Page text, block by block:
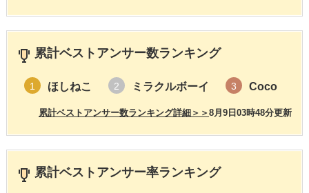
累計ベストアンサー数ランキング
1 ほしねこ 2 ミラクルボーイ 3 Coco
8月9日03時48分更新
累計ベストアンサー数ランキング詳細＞＞
累計ベストアンサー率ランキング